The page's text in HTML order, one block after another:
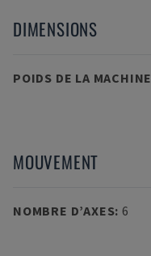
DIMENSIONS
POIDS DE LA MACHINE
MOUVEMENT
NOMBRE D’AXES: 6